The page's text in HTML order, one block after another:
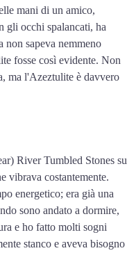
mani di un amico,
gli occhi spalancati, ha
sapeva nemmeno
fosse così evidente. Non
ma l'Azeztulite è davvero
River Tumbled Stones su
vibrava costantemente.
energetico; era già una
sono andato a dormire,
e ho fatto molti sogni
stanco e aveva bisogno